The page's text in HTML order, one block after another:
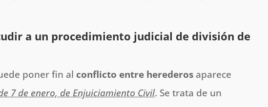
a un procedimiento judicial de división de
poner fin al conflicto entre herederos aparece
7 de enero, de Enjuiciamiento Civil. Se trata de un